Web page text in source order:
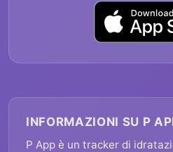
INFORMAZIONI SU P
P App è un tracker di